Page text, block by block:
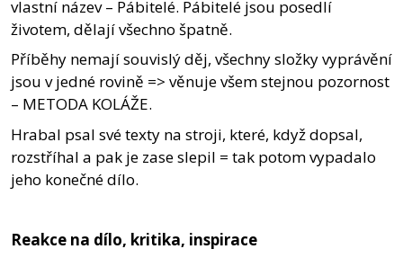
vlastní název – Pábitelé. Pábitelé jsou posedlí
životem, dělají všechno špatně.
Příběhy nemají souvislý děj, všechny složky vyprávění
jsou v jedné rovině => věnuje všem stejnou pozornost
– METODA KOLÁŽE.
Hrabal psal své texty na stroji, které, když dopsal,
rozstříhal a pak je zase slepil = tak potom vypadalo
jeho konečné dílo.
Reakce na dílo, kritika, inspirace